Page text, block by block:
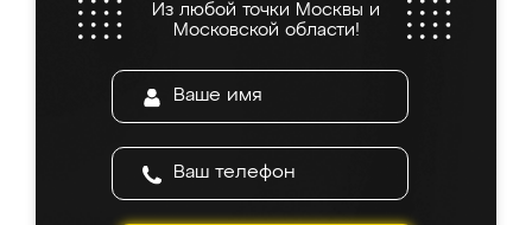
Из любой точки Москвы и
Московской области!